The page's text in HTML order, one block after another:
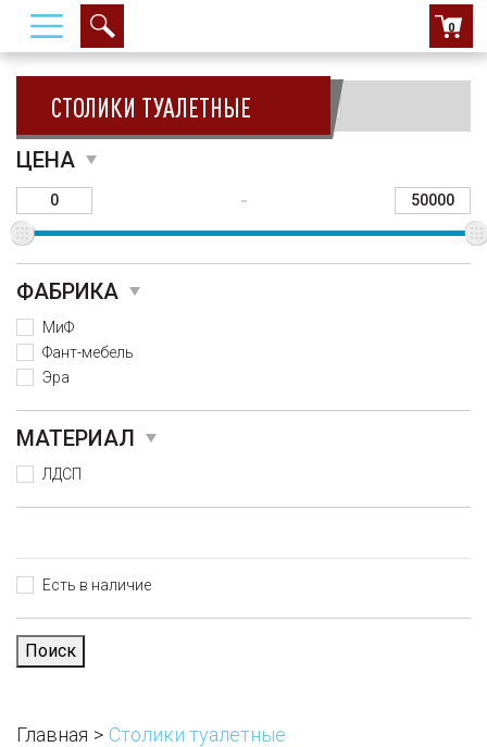
0
СТОЛИКИ ТУАЛЕТНЫЕ
Сортировать:
ЦЕНА
-
ФАБРИКА
МиФ
Фант-мебель
Эра
МАТЕРИАЛ
ЛДСП
Есть в наличие
Поиск
Главная Столики туалетные